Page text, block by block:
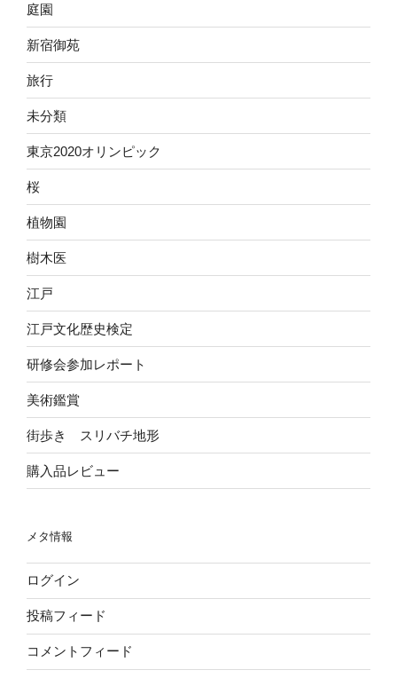
庭園
新宿御苑
旅行
未分類
東京2020オリンピック
桜
植物園
樹木医
江戸
江戸文化歴史検定
研修会参加レポート
美術鑑賞
街歩き スリバチ地形
購入品レビュー
メタ情報
ログイン
投稿フィード
コメントフィード